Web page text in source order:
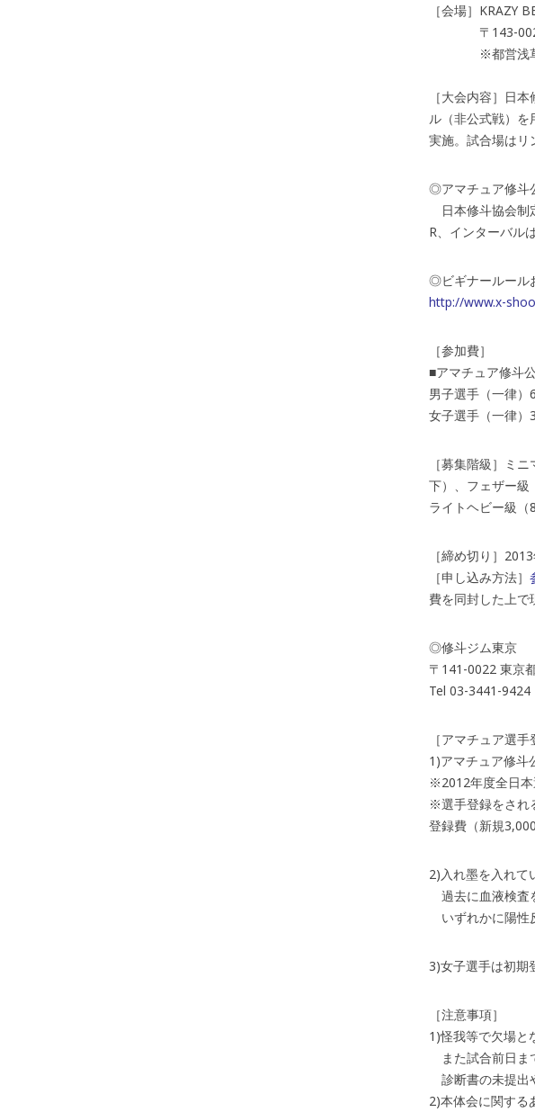
［会場］KRAZY
〒143-0027 東
※都営浅草線
［大会内容］日
ル（非公式戦）
実施。試合場はリ
◎アマチュア修斗
日本修斗協会制
R、インターバル
◎ビギナールール
http://www.x-
［参加費］
■アマチュア修斗
男子選手（一律）
女子選手（一律）
［募集階級］ミ
下）、フェザー級
ライトヘビー級（
［締め切り］
［申し込み方法］
費を同封した上で
◎修斗ジム東京
〒141-0022 東京
Tel 03-3441-9424
［アマチュア選手
1)アマチュア修斗
※2012年度全日本
※選手登録をされ
登録費（新規
2)入れ墨を入れて
過去に血液検査
いずれかに陽性
3)女子選手は初期
［注意事項］
1)怪我等で欠場と
また試合前日ま
診断書の未提出
2)本体会に関する